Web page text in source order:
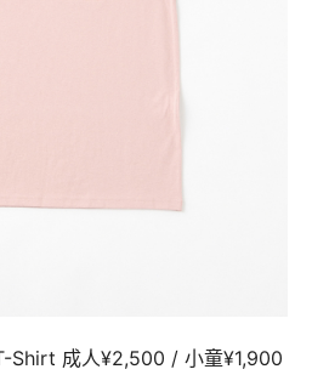
Shirt 成人¥2,500 / 小童¥1,900